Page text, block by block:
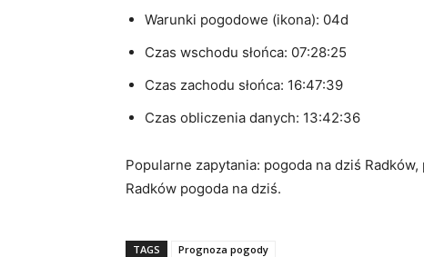
Warunki pogodowe (ikona): 04d
Czas wschodu słońca: 07:28:25
Czas zachodu słońca: 16:47:39
Czas obliczenia danych: 13:42:36
Popularne zapytania: pogoda na dziś
Radków pogoda na dziś.
TAGS Prognoza pogody